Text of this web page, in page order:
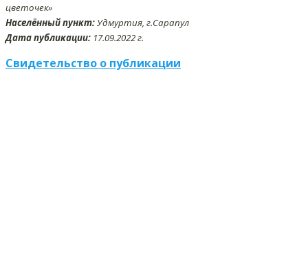
цветочек»
Населённый пункт:Удмуртия, г.Сарапул
Дата публикации: 17.09.2022 г.
Свидетельство о публикации